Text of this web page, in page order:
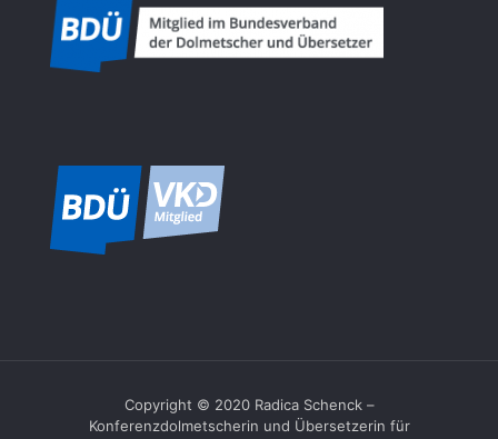
Copyright © 2020 Radica Schenck –
Konferenzdolmetscherin und Übersetzerin für